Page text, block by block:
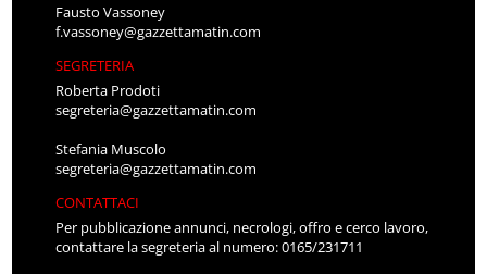
Fausto Vassoney
f.vassoney@gazzettamatin.com
SEGRETERIA
Roberta Prodoti
segreteria@gazzettamatin.com
Stefania Muscolo
segreteria@gazzettamatin.com
CONTATTACI
Per pubblicazione annunci, necrologi, offro e cerco lavoro,
contattare la segreteria al numero: 0165/231711